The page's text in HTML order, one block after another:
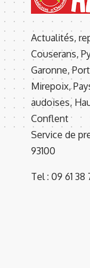
Actualités,
Couserans,
Garonne,
Mirepoix,
audoises,
Conflent
Service de
93100
Tel : 09 61 38